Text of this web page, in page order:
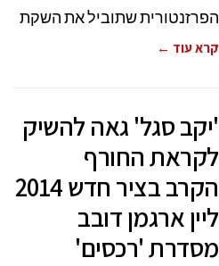
הפרזנטורית שתוביל את השקת
קרא עוד ←
'יקב סגל' גאה להשיק
לקראת החורף
הקרב בציר חדש 2014
ליין ארגמן דובב
מסדרת 'רכסים'